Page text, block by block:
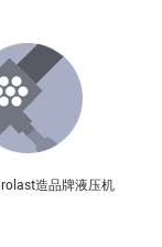
造品牌液压机